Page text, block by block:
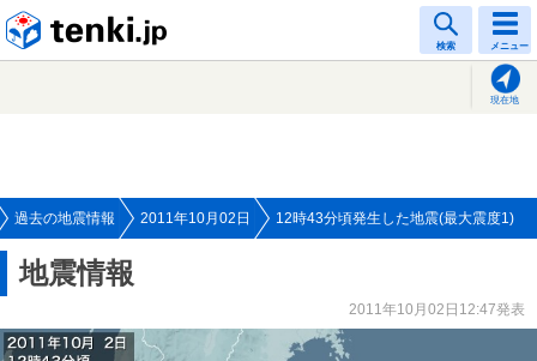
検索 メニュー
現在地
過去の地震情報 2011年10月02日 12時43分頃発生した地震(最大震度1)
地震情報
2011年10月02日12:47発表